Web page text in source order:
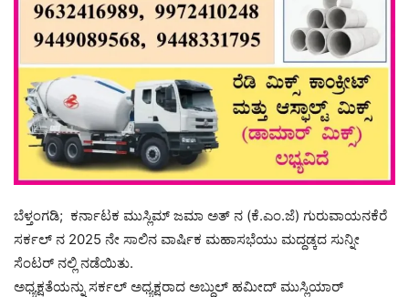
ಬೆಳ್ತಂಗಡಿ; ಕರ್ನಾಟಕ ಮುಸ್ಲಿಮ್ ಜಮಾ ಅತ್ ನ (ಕೆ.ಎಂ.ಜೆ) ಗುರುವಾಯನಕೆರೆ
ಸರ್ಕಲ್ ನ 2025 ನೇ ಸಾಲಿನ ವಾರ್ಷಿಕ ಮಹಾಸಭೆಯು ಮದ್ದಡ್ಕದ ಸುನ್ನೀ
ಸೆಂಟರ್ ನಲ್ಲಿ ನಡೆಯಿತು.
ಅಧ್ಯಕ್ಷತೆಯನ್ನು ಸರ್ಕಲ್ ಅಧ್ಯಕ್ಷರಾದ ಅಬ್ದುಲ್ ಹಮೀದ್ ಮುಸ್ಲಿಯಾರ್